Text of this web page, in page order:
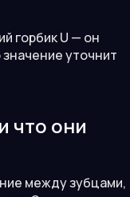
горбик U — он
уточнит
что они
между зубцами,